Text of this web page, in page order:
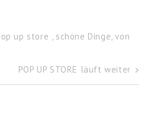
up store , schöne Dinge, von
POP UP STORE läuft weiter